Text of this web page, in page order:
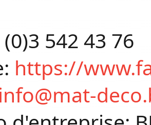
542 43 76
https://
info@mat-